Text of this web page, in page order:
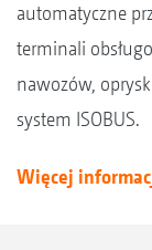
automatyczne
terminali
nawozów,
system ISOBUS.
Więcej